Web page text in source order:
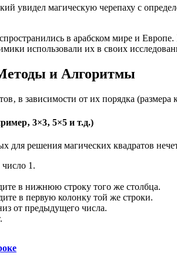
увидел магическую черепаху с
в арабском мире и
использовали их в своих
и Алгоритмы
в зависимости от их порядка (размера
3×3‚ 5×5 и т.д.)
решения магических квадратов
1.
в нижнюю строку того же столбца.
в первую колонку той же строки.
от предыдущего числа.